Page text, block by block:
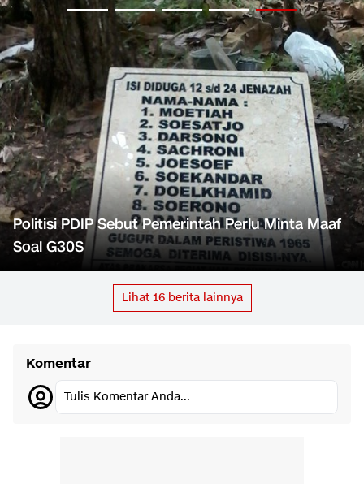
Politisi PDIP Sebut Pemerintah Perlu Minta Maaf
Soal G30S
Lihat 16berita lainnya
Komentar
Tulis Komentar Anda...